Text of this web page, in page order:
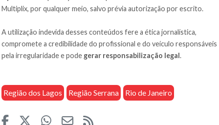
Multiplix, por qualquer meio, salvo prévia autorização por escrito.
A utilização indevida desses conteúdos fere a ética jornalística,
compromete a credibilidade do profissional e do veículo responsáveis
pela irregularidade e pode gerar responsabilização legal.
Região dos Lagos Região Serrana Rio de Janeiro